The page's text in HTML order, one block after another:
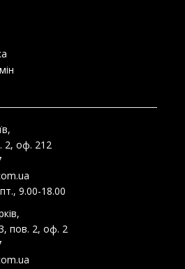
,
2, оф. 212
9.00-18.00
,
пов. 2, оф. 2